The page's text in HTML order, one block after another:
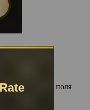
Обязательные поля